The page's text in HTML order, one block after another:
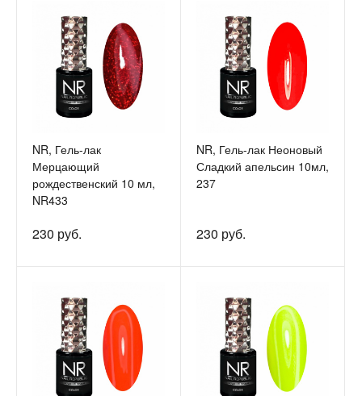
NR, Гель-лак
Мерцающий
рождественский 10 мл,
NR433
230 руб.
NR, Гель-лак Неоновый
Сладкий апельсин 10мл,
237
230 руб.